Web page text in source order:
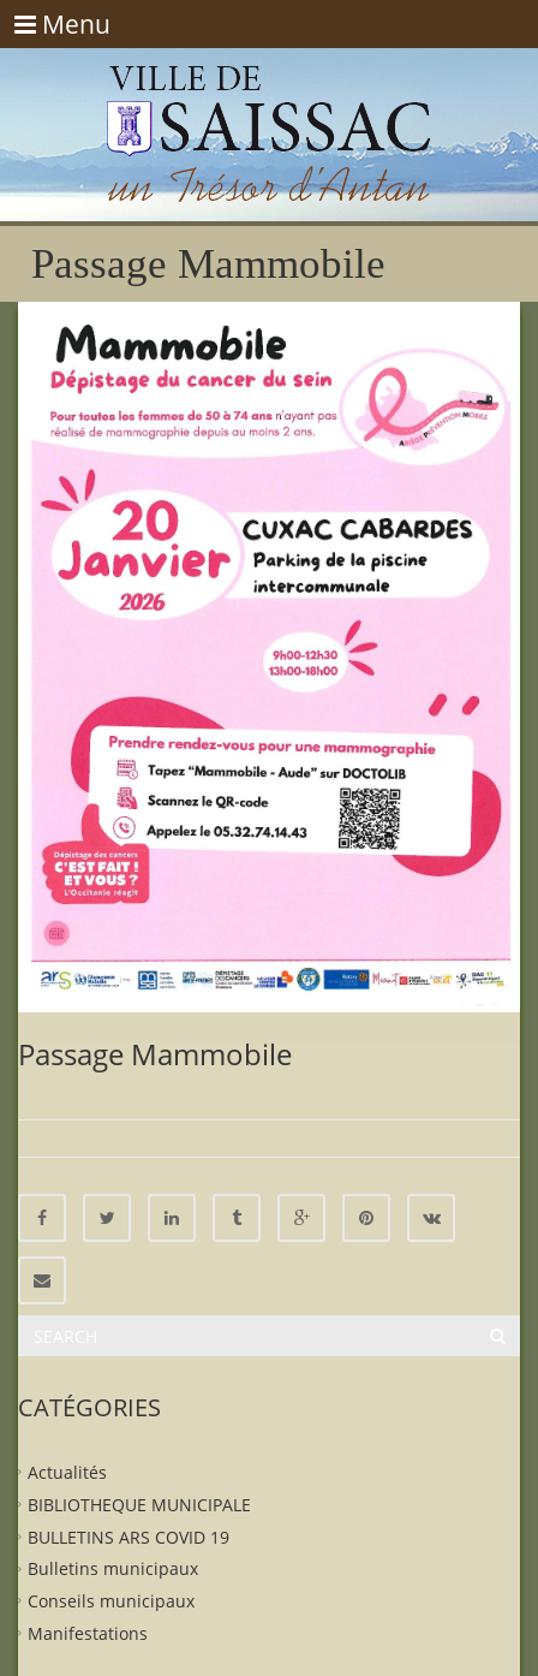
Menu
Menu
Passage Mammobile
Passage Mammobile
CATÉGORIES
Actualités
BIBLIOTHEQUE MUNICIPALE
BULLETINS ARS COVID 19
Bulletins municipaux
Conseils municipaux
Manifestations